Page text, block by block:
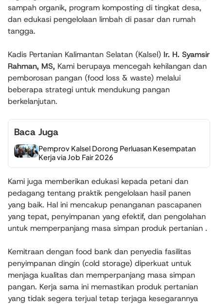
sampah organik, program komposting di tingkat desa,
dan edukasi pengelolaan limbah di pasar dan rumah
tangga.
Kadis Pertanian Kalimantan Selatan (Kalsel) Ir. H. Syamsir
Rahman, MS, Kami berupaya mencegah kehilangan dan
pemborosan pangan (food loss & waste) melalui
beberapa strategi untuk mendukung pangan
berkelanjutan.
Baca Juga
Pemprov Kalsel Dorong Perluasan Kesempatan
Kerja via Job Fair 2026
Kami juga memberikan edukasi kepada petani dan
pedagang tentang praktik pengelolaan hasil panen
yang baik. Hal ini mencakup penanganan pascapanen
yang tepat, penyimpanan yang efektif, dan pengolahan
untuk memperpanjang masa simpan produk pertanian .
Kemitraan dengan food bank dan penyedia fasilitas
penyimpanan dingin (cold storage) diperkuat untuk
menjaga kualitas dan memperpanjang masa simpan
pangan. Kerja sama ini memastikan produk pertanian
yang tidak segera terjual tetap terjaga kesegarannya